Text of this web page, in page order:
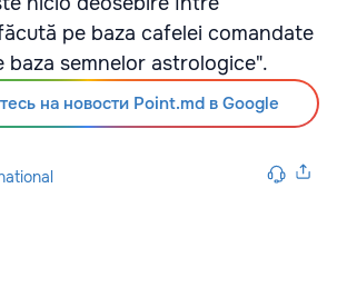
pe baza cafelei comandate
baza semnelor astrologice".
на новости Point.md в Google